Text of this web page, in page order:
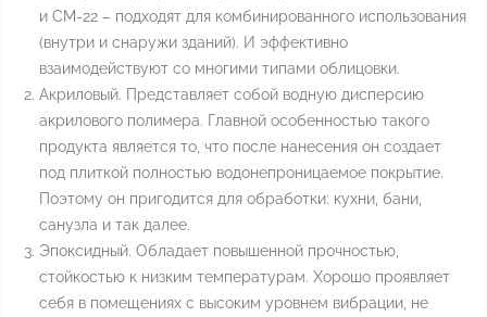
и CM-22 – подходят для комбинированного использования
(внутри и снаружи зданий). И эффективно
взаимодействуют со многими типами облицовки.
Акриловый. Представляет собой водную дисперсию
акрилового полимера. Главной особенностью такого
продукта является то, что после нанесения он создает
под плиткой полностью водонепроницаемое покрытие.
Поэтому он пригодится для обработки: кухни, бани,
санузла и так далее.
Эпоксидный. Обладает повышенной прочностью,
стойкостью к низким температурам. Хорошо проявляет
себя в помещениях с высоким уровнем вибрации, не